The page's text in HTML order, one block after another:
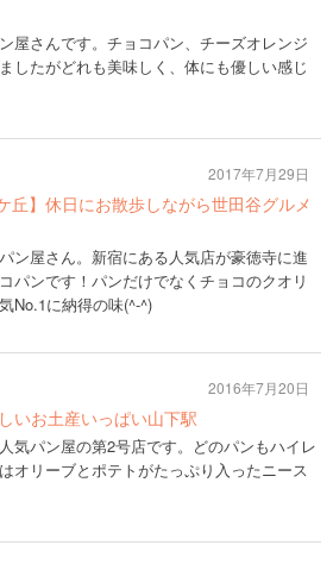
屋さんです。チョコパン、チーズオレンジ
したがどれも美味しく、体にも優しい感じ
丘】休日にお散歩しながら世田谷グルメ
ン屋さん。新宿にある人気店が豪徳寺に進
パンです！パンだけでなくチョコのクオリ
No.1に納得の味(^-^)
2017年7月29日
いお土産いっぱい山下駅
気パン屋の第2号店です。どのパンもハイレ
オリーブとポテトがたっぷり入ったニース
2016年7月20日